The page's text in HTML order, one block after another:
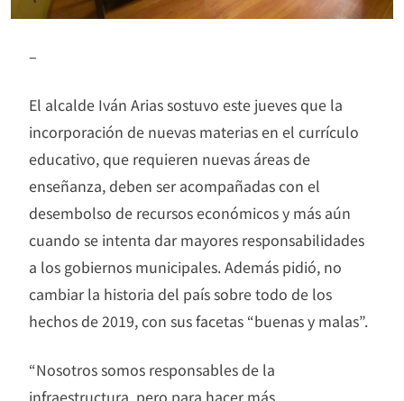
–
El alcalde Iván Arias sostuvo este jueves que la
incorporación de nuevas materias en el currículo
educativo, que requieren nuevas áreas de
enseñanza, deben ser acompañadas con el
desembolso de recursos económicos y más aún
cuando se intenta dar mayores responsabilidades
a los gobiernos municipales. Además pidió, no
cambiar la historia del país sobre todo de los
hechos de 2019, con sus facetas “buenas y malas”.
“Nosotros somos responsables de la
infraestructura, pero para hacer más